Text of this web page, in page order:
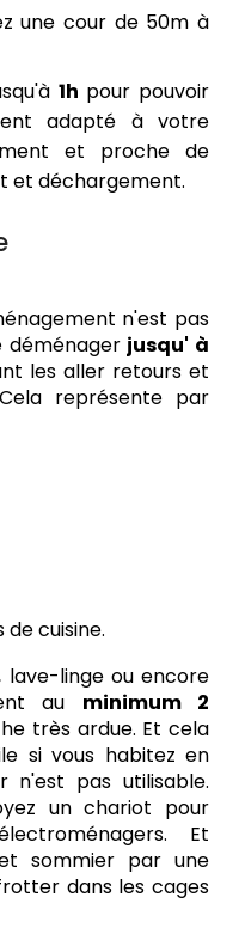
une cour de 50m à
1h pour pouvoir
adapté à votre
et proche de
et déchargement.
n'est pas
déménager jusqu' à
les aller retours et
représente par
cuisine.
lave-linge ou encore
au minimum 2
très ardue. Et cela
si vous habitez en
n'est pas utilisable.
un chariot pour
Et
sommier par une
dans les cages